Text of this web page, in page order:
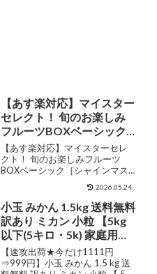
【あす楽対応】マイスター
セレクト！ 旬のお楽しみ
フルーツBOXベーシック
［シャインマスカット・柿
入り］ RC 送料込 果物詰め
合わせ フルーツ盛合せ 在
宅勤務 ビタミンフルーツ
ダイエット フルーツ デト
ックスフルーツ フルーツ
ギフト 朝フルーツ 健康食
品 高級品
【あす楽対応】マイスターセレ
クト！ 旬のお楽しみフルーツ
BOXベーシック［シャインマス
物詰め合わせ フルーツ盛合せ 在
宅勤務 ビタミンフルーツ ダイエ
ット フルーツ デトックスフルー
ツ フルーツギフト 朝フ...
2026.05.24
小玉 みかん 1.5kg 送料無料
訳あり ミカン 小粒 【5kg
以下(5キロ・5k) 家庭用サ
イズ 箱買い】果物 小粒 熊
本 極早生 柑橘 九州 訳アリ
【速攻出荷★今だけ1111円
⇒999円】小玉 みかん 1.5 kg 送